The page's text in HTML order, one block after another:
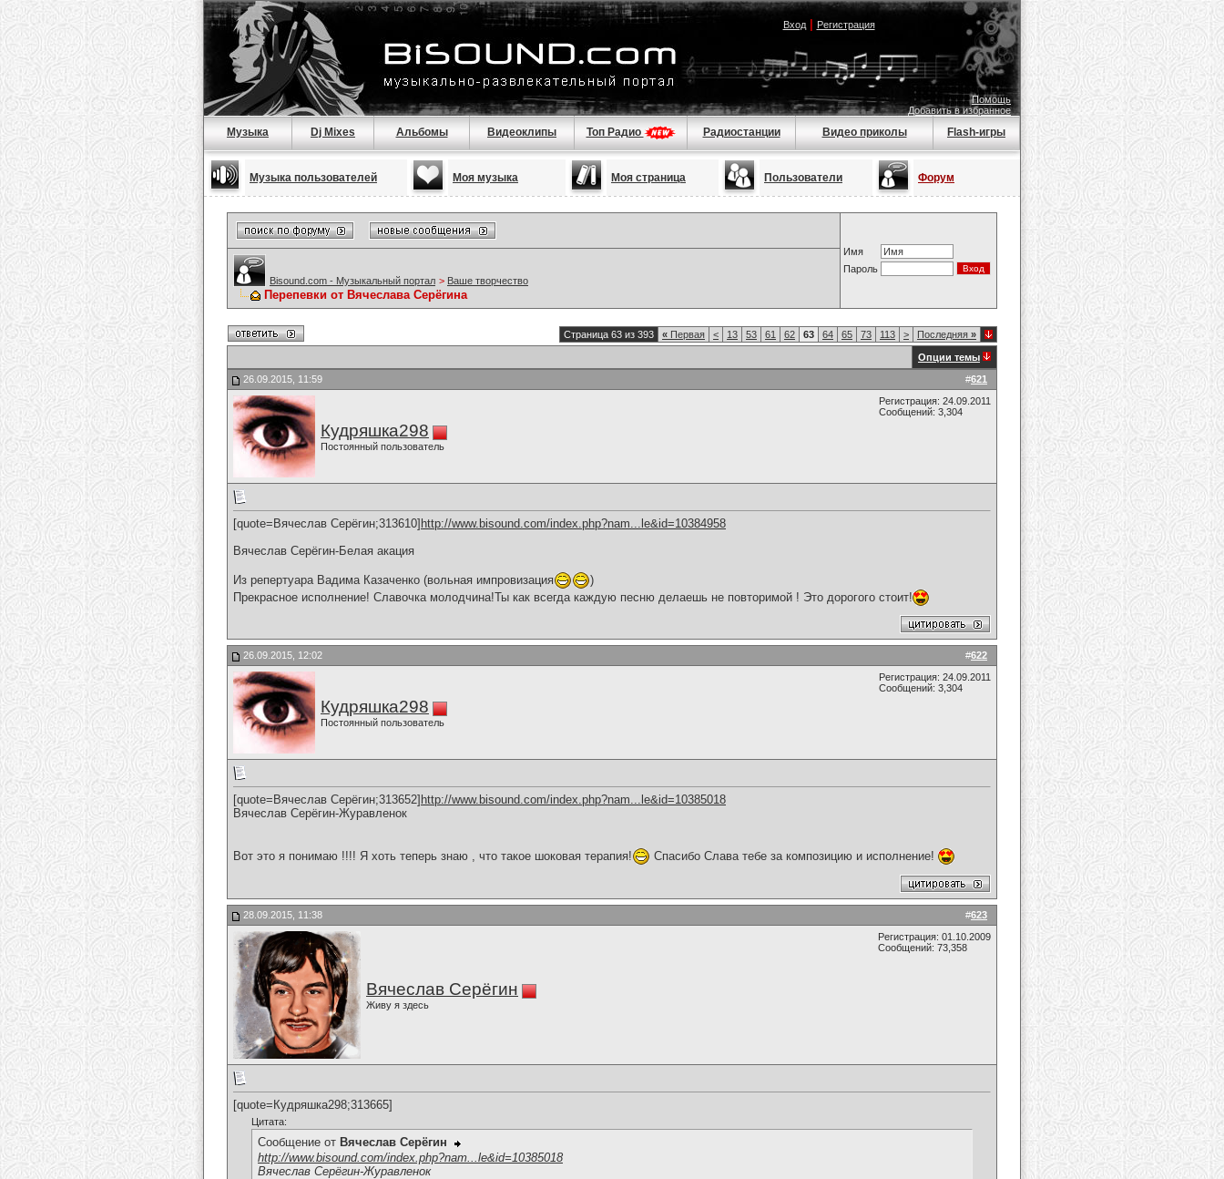
Вход| Регистрация
Помощь
Добавить в избранное
Музыка Dj Mixes Альбомы Видеоклипы Топ Радио Радиостанции Видео приколы Flash-игры
Музыка пользователей Моя музыка Моя страница Пользователи Форум
Имя
Пароль
Bisound.com - Музыкальный портал > Ваше творчество
Перепевки от Вячеслава Серёгина
Страница 63 из 393 « Первая < 13 53 61 62 63 64 65 73 113 > Последняя »
Опции темы
#621
26.09.2015, 11:59
Кудряшка298
Постоянный пользователь
Регистрация: 24.09.2011
Сообщений: 3,304
[quote=Вячеслав Серёгин;313610] http://www.bisound.com/index.php?nam...le&id=10384958
Вячеслав Серёгин-Белая акация
Из репертуара Вадима Казаченко (вольная импровизация
)
Прекрасное исполнение! Славочка молодчина!Ты как всегда каждую песню делаешь не повторимой ! Это дорогого стоит!
#622
26.09.2015, 12:02
Кудряшка298
Постоянный пользователь
Регистрация: 24.09.2011
Сообщений: 3,304
[quote=Вячеслав Серёгин;313652] http://www.bisound.com/index.php?nam...le&id=10385018
Вячеслав Серёгин-Журавленок
Вот это я понимаю !!!! Я хоть теперь знаю , что такое шоковая терапия! Спасибо Слава тебе за композицию и исполнение!
#623
28.09.2015, 11:38
Вячеслав Серёгин
Живу я здесь
Регистрация: 01.10.2009
Сообщений: 73,358
[quote=Кудряшка298;313665]
Цитата:
Сообщение от Вячеслав Серёгин
http://www.bisound.com/index.php?nam...le&id=10385018
Вячеслав Серёгин-Журавленок